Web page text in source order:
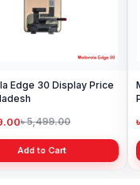
Edge 30 Display Price
৳ 5,499.00
Add to Cart